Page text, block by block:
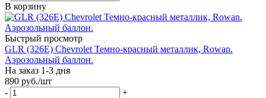
В корзину
Быстрый просмотр
GLR (326E) Chevrolet Темно-красный металлик, Rowan.
Аэрозольный баллон.
На заказ 1-3 дня
890 руб./шт
-
+